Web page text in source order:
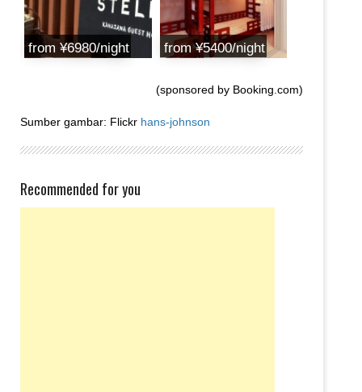
from ¥6980/night from ¥5400/night
(sponsored by Booking.com)
Sumber gambar: Flickr hans-johnson
Recommended for you